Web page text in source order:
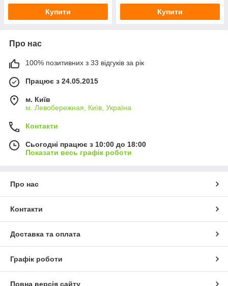
Купити Купити
Про нас
100% позитивних з 33 відгуків за рік
Працює з 24.05.2015
м. Київ
м. Левобережная, Київ, Україна
Контакти
Сьогодні працює з 10:00 до 18:00
Показати весь графік роботи
Про нас
Контакти
Доставка та оплата
Графік роботи
Повна версія сайту